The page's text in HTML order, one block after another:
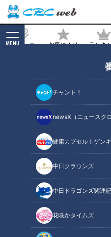
ニュース お気に入り ランキ
MENU
チャント！
newsX（ニュースクロ
健康カプセル！ゲン
中日クラウンズ
中日ドラゴンズ関連
花咲かタイムズ
「ミモザの日」プレ
2024/02/27 12:00
CBC web
「CBC web」からのお